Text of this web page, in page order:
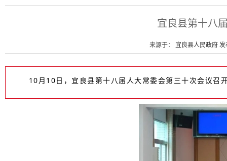
宜良县第十八
来源于： 宜良县人民政府
10月10日，宜良县第十八届人大常委会第三十次会议召